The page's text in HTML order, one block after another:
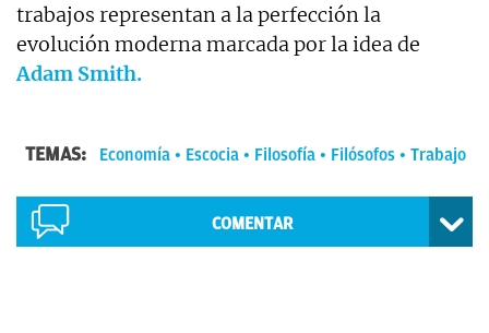
trabajos representan a la perfección la
evolución moderna marcada por la idea de
Adam Smith.
TEMAS: Economía Escocia Filosofía Filósofos Trabajo
COMENTAR